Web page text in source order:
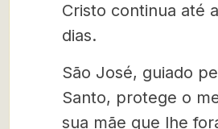
Cristo continua até
dias.
São José, guiado
Santo, protege o
sua mãe que lhe